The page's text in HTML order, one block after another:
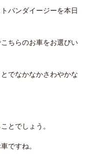
パンダイージーを本日
ちらのお車をお選びい
でなかなかさわやかな
とでしょう。
ですね。